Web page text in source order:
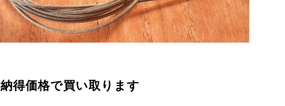
納得価格で買い取ります